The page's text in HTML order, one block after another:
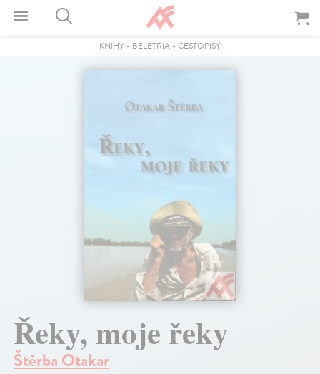
KNIHY - BELETRIA - CESTOPISY
Řeky, moje řeky
Štěrba Otakar